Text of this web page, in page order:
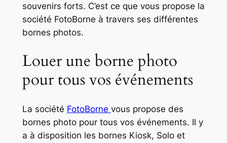
souvenirs forts. C’est ce que vous propose la
société FotoBorne à travers ses différentes
bornes photos.
Louer une borne photo
pour tous vos événements
La société FotoBorne vous propose des
bornes photo pour tous vos événements. Il y
a à disposition les bornes Kiosk, Solo et